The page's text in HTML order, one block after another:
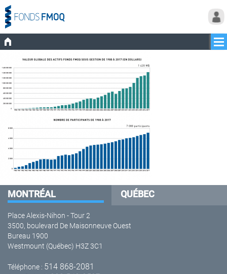
MONTRÉAL QUÉBEC
Place Alexis-Nihon - Tour 2
3500, boulevard De Maisonneuve Ouest
Bureau 1900
Westmount (Québec) H3Z 3C1
Téléphone : 514 868-2081